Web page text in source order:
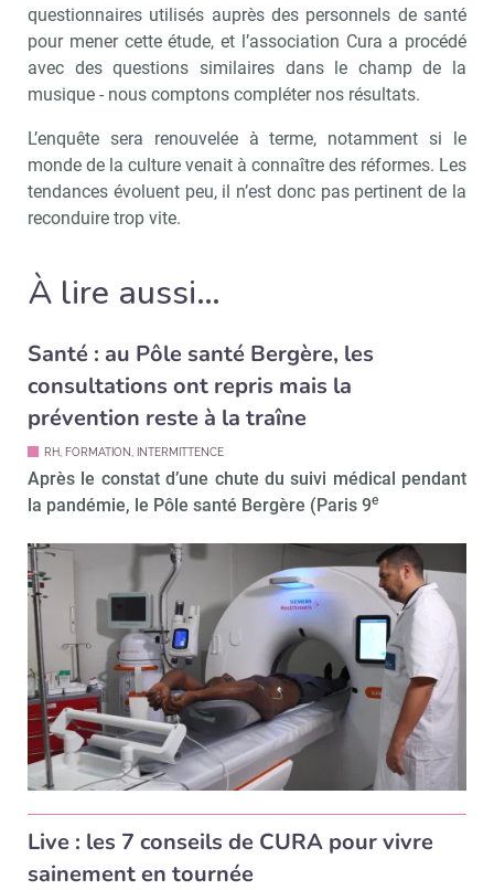
questionnaires utilisés auprès des personnels de santé
pour mener cette étude, et l’association Cura a procédé
avec des questions similaires dans le champ de la
musique - nous comptons compléter nos résultats.
L’enquête sera renouvelée à terme, notamment si le
monde de la culture venait à connaître des réformes. Les
tendances évoluent peu, il n’est donc pas pertinent de la
reconduire trop vite.
À lire aussi…
Santé : au Pôle santé Bergère, les
consultations ont repris mais la
prévention reste à la traîne
RH, FORMATION, INTERMITTENCE
Après le constat d’une chute du suivi médical pendant
la pandémie, le Pôle santé Bergère (Paris 9e
Live : les 7 conseils de CURA pour vivre
sainement en tournée